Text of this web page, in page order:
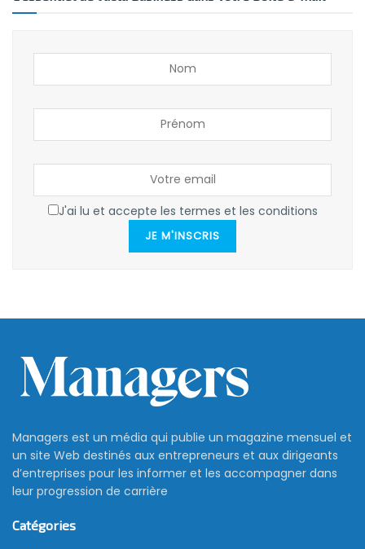
J'ai lu et accepte les termes et les conditions
JE M'INSCRIS
Managers est un média qui publie un magazine mensuel et
un site Web destinés aux entrepreneurs et aux dirigeants
d’entreprises pour les informer et les accompagner dans
leur progression de carrière
Catégories